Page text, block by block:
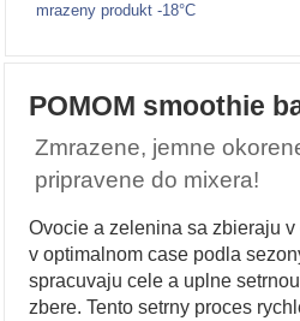
mrazeny produkt -18°C
POMOM smoothie
Zmrazene, jemne
pripravene do mixera!
Ovocie a zelenina sa zbieraju
v optimalnom case podla
spracuvaju cele a uplne
zbere. Tento setrny proces